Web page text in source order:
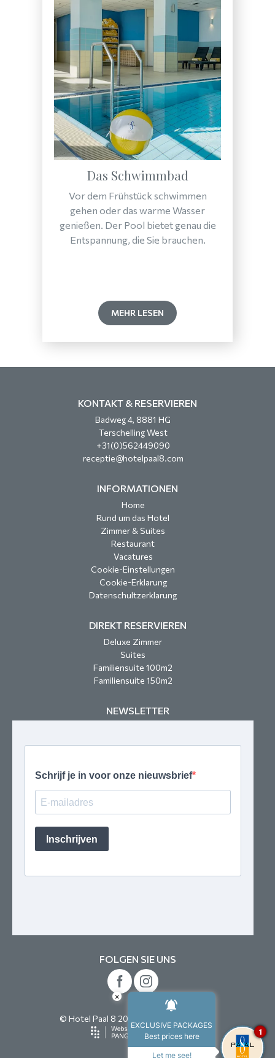
Das Schwimmbad
Vor dem Frühstück schwimmen
gehen oder das warme Wasser
genießen. Der Pool bietet genau die
Entspannung, die Sie brauchen.
MEHR LESEN
KONTAKT & RESERVIEREN
Badweg 4, 8881 HG
Terschelling West
+31(0)562449090
receptie@hotelpaal8.com
INFORMATIONEN
Home
Rund um das Hotel
Zimmer & Suites
Restaurant
Vacatures
Cookie-Einstellungen
Cookie-Erklarung
Datenschultzerklarung
DIREKT RESERVIEREN
Deluxe Zimmer
Suites
Familiensuite 100m2
Familiensuite 150m2
NEWSLETTER
FOLGEN SIE UNS
© Hotel Paal 8 2026. All rights reserved.
×
EXCLUSIVE PACKAGES
Best prices here
Let me see!
1